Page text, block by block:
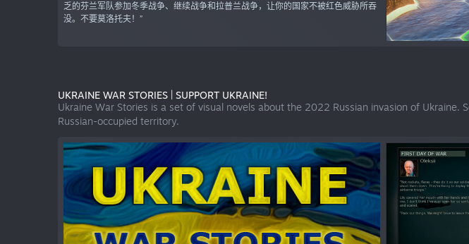
乏的芬兰军队参加冬季战争、继续战争和拉普兰战争，让你的国家不被红色威胁所吞
没。不要莫洛托夫！”
UKRAINE WAR STORIES | SUPPORT UKRAINE!
Ukraine War Stories is a set of visual novels about the 2022 Russian invasion of
Russian-occupied territory.